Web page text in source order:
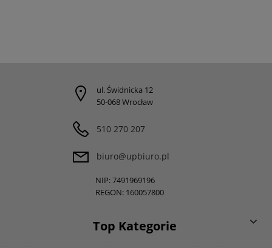
ul. Świdnicka 12
50-068 Wrocław
510 270 207
biuro@upbiuro.pl
NIP: 7491969196
REGON: 160057800
Top Kategorie